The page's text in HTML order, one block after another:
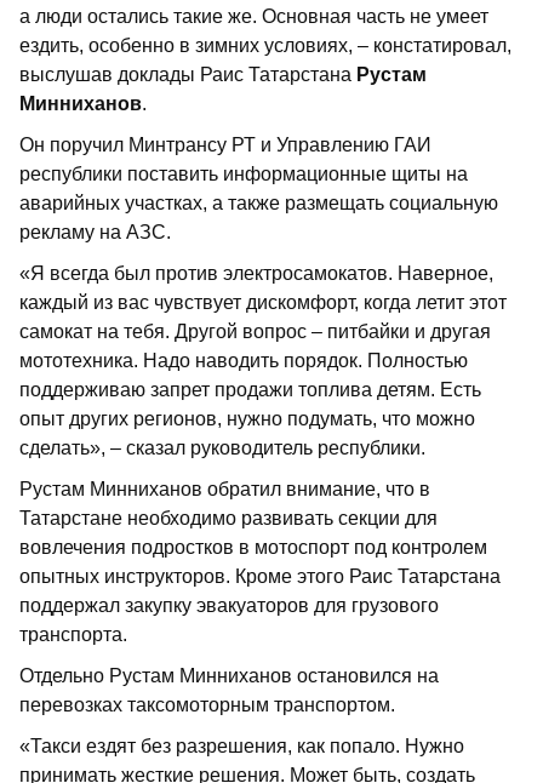
а люди остались такие же. Основная часть не умеет
ездить, особенно в зимних условиях, – констатировал,
выслушав доклады Раис Татарстана Рустам
Минниханов.
Он поручил Минтрансу РТ и Управлению ГАИ
республики поставить информационные щиты на
аварийных участках, а также размещать социальную
рекламу на АЗС.
«Я всегда был против электросамокатов. Наверное,
каждый из вас чувствует дискомфорт, когда летит этот
самокат на тебя. Другой вопрос – питбайки и другая
мототехника. Надо наводить порядок. Полностью
поддерживаю запрет продажи топлива детям. Есть
опыт других регионов, нужно подумать, что можно
сделать», – сказал руководитель республики.
Рустам Минниханов обратил внимание, что в
Татарстане необходимо развивать секции для
вовлечения подростков в мотоспорт под контролем
опытных инструкторов. Кроме этого Раис Татарстана
поддержал закупку эвакуаторов для грузового
транспорта.
Отдельно Рустам Минниханов остановился на
перевозках таксомоторным транспортом.
«Такси ездят без разрешения, как попало. Нужно
принимать жесткие решения. Может быть, создать